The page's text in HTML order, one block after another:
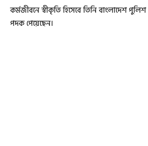
কর্মজীবনে স্বীকৃতি হিসেবে তিনি বাংলাদেশ
পদক পেয়েছেন।